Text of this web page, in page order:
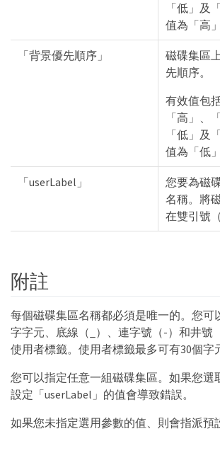
「低」及
值為「高」
「背景優先順序」
磁碟集區
先順序。
有效值包
「高」、
「低」及
值為「低」
「userLabel」
您要為磁
名稱。將
在雙引號
附註
每個磁碟集區名稱都必須是唯一的。您可
字字元、底線（_）、連字號（-）和井號
使用者標籤。使用者標籤最多可有30個字
您可以指定任意一組磁碟集區。如果您選
設定「userLabel」的值會導致錯誤。
如果您未指定選用參數的值、則會指派預